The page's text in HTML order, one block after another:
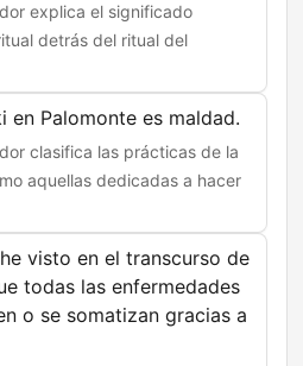
explica el significado
detrás del ritual del
en Palomonte es maldad.
clasifica las prácticas de la
aquellas dedicadas a hacer
visto en el transcurso de
todas las enfermedades
o se somatizan gracias a